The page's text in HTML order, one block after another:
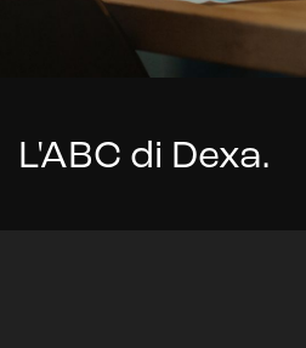
L'ABC di Dexa.